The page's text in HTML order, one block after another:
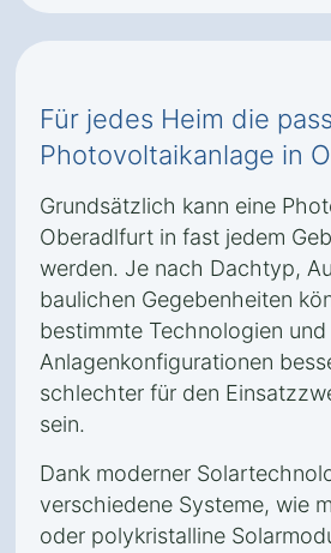
Für jedes Heim die
Photovoltaikanlage in
Grundsätzlich kann eine
Oberadlfurt in fast jedem
werden. Je nach Dachtyp,
baulichen Gegebenheiten
bestimmte Technologien und
Anlagenkonfigurationen
schlechter für den
sein.
Dank moderner
verschiedene Systeme, wie
oder polykristalline